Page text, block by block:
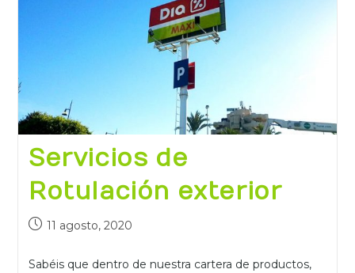
Servicios de
Rotulación exterior
11 agosto, 2020
Sabéis que dentro de nuestra cartera de productos,